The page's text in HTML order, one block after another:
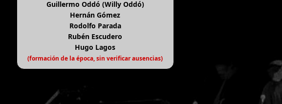
Guillermo Oddó (Willy Oddó)
Hernán Gómez
Rodolfo Parada
Rubén Escudero
Hugo Lagos
(formación de la época, sin verificar ausencias)